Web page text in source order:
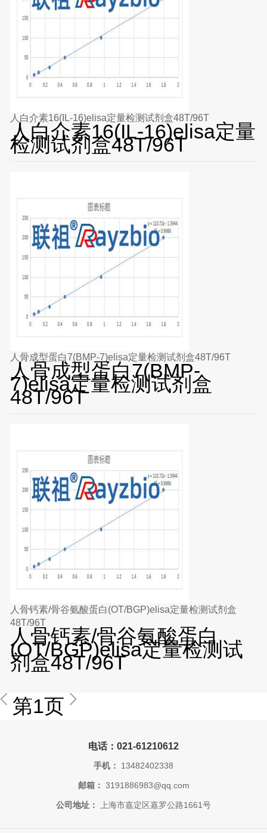
人白介素16(IL-16)elisa定量检测试剂盒48T/96T
人白介素16(IL-16)elisa定量
检测试剂盒48T/96T
人骨成型蛋白7(BMP-7)elisa定量检测试剂盒48T/96T
人骨成型蛋白7(BMP-
7)elisa定量检测试剂盒
48T/96T
人骨钙素/骨谷氨酸蛋白(OT/BGP)elisa定量检测试剂盒
48T/96T
人骨钙素/骨谷氨酸蛋白
(OT/BGP)elisa定量检测试
剂盒48T/96T
第1页
电话：021-61210612
手机： 13482402338
邮箱： 3191886983@qq.com
公司地址： 上海市嘉定区嘉罗公路1661号